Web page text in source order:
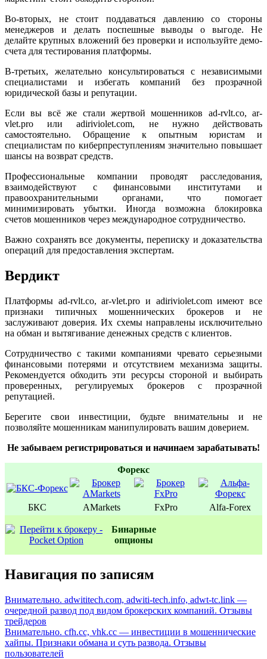
Во-вторых, не стоит поддаваться давлению со стороны
менеджеров и делать поспешные выводы о выгоде. Не
делайте крупных вложений без проверки и используйте демо-
счета для тестирования платформы.
В-третьих, желательно консультироваться с независимыми
специалистами и избегать компаний без прозрачной
юридической базы и репутации.
Если вы всё же стали жертвой мошенников ad-rvlt.co, ar-
vlet.pro или adiriviolet.com, не нужно действовать
самостоятельно. Обращение к опытным юристам и
специалистам по киберпреступлениям значительно повышает
шансы на возврат средств.
Профессиональные компании проводят расследования,
взаимодействуют с финансовыми институтами и
правоохранительными органами, что помогает
минимизировать убытки. Иногда возможна блокировка
счетов мошенников через международное сотрудничество.
Важно сохранять все документы, переписку и доказательства
операций для предоставления экспертам.
Вердикт
Платформы ad-rvlt.co, ar-vlet.pro и adiriviolet.com имеют все
признаки типичных мошеннических брокеров и не
заслуживают доверия. Их схемы направлены исключительно
на обман и вытягивание денежных средств с клиентов.
Сотрудничество с такими компаниями чревато серьезными
финансовыми потерями и отсутствием механизма защиты.
Рекомендуется обходить эти ресурсы стороной и выбирать
проверенных, регулируемых брокеров с прозрачной
репутацией.
Берегите свои инвестиции, будьте внимательны и не
позволяйте мошенникам манипулировать вашим доверием.
Не забываем регистрироваться и начинаем зарабатывать!
Форекс
БКС AMarkets FxPro Alfa-Forex
Бинаpные
oпционы
Навигация по записям
Внимательно. adwititech.com, adwiti-tech.info, adwt-tc.link —
очередной развод под видом брокерских компаний. Отзывы
трейдеров
Внимательно. cfh.cc, vhk.cc — инвестиции в мошеннические
хайпы. Признаки обмана и суть развода. Отзывы
пользователей